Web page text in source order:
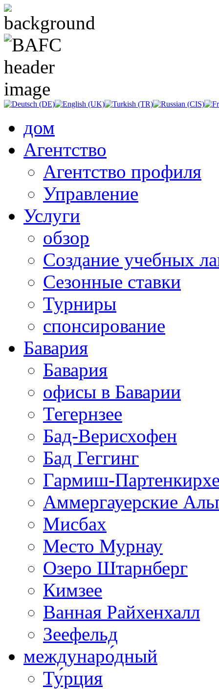
дом
Агентство
Агентство профиля
Управление
Услуги
обзор
Создание учебных
Сезонные ставки
Турниры
спонсирование
Бавария
Бавария
офисы в Баварии
Тегернзее
Бад-Верисхофен
Бад Геггинг
Гармиш-
Аммергауерские
Мисбах
Место Мурнау
Озеро Штарнберг
Кимзее
Ванная Райхенхалл
Зеефельд
междунаро́дный
Ту́рция